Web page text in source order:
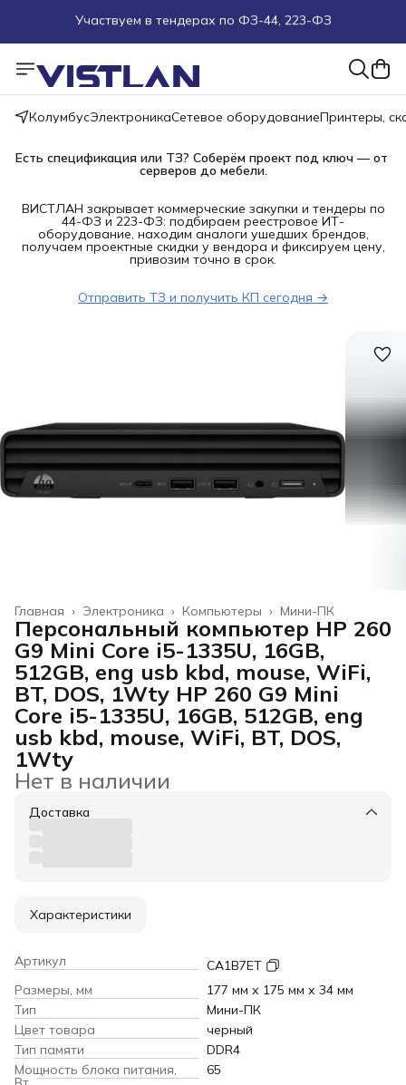
Поможем подобрать оборудование под ТЗ
Пуско-наладочные работы
Более 100 000 позиций в наличии и под заказ
КолумбусЭлектроникаСетевое оборудованиеПринтеры,
Есть спецификация или ТЗ? Соберём проект под ключ — от
серверов до мебели.
ВИСТЛАН закрывает коммерческие закупки и тендеры по
44-ФЗ и 223-ФЗ: подбираем реестровое ИТ-
оборудование, находим аналоги ушедших брендов,
получаем проектные скидки у вендора и фиксируем цену,
привозим точно в срок.
Отправить ТЗ и получить КП сегодня →
Мини-ПК
Компьютеры ›
Электроника ›
Главная ›
Персональный компьютер HP 260
G9 Mini Core i5-1335U, 16GB,
512GB, eng usb kbd, mouse, WiFi,
BT, DOS, 1Wty HP 260 G9 Mini
Core i5-1335U, 16GB, 512GB, eng
usb kbd, mouse, WiFi, BT, DOS,
1Wty
Нет в наличии
Доставка
Характеристики
Артикул
CA1B7ET
Размеры, мм
177 мм х 175 мм х 34 мм
Тип
Мини-ПК
Цвет товара
черный
Тип памяти
DDR4
Мощность блока питания,
65